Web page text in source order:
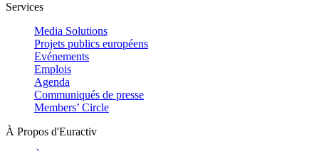
Services
Media Solutions
Projets publics européens
Evénements
Emplois
Agenda
Communiqués de presse
Members’ Circle
À Propos d'Euractiv